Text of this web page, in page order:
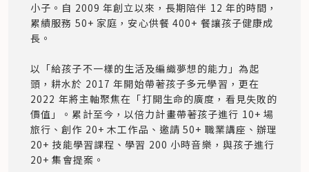
小子。自 2009 年創立以來，長期陪伴 12 年的時間，
累績服務 50+ 家庭，安心供餐 400+ 餐讓孩子健康成
長。
以「給孩子不一樣的生活及編織夢想的能力」為起
頭，耕水於 2017 年開始帶著孩子多元學習，更在
2022 年將主軸聚焦在「打開生命的廣度，看見失敗的
價值」。累計至今，以倍力計畫帶著孩子進行 10+ 場
旅行、創作 20+ 木工作品﻿、邀請 50+ 職業講座、辦理
20+ 技能學習課程、學習 200 小時音樂，與孩子進行
20+ 集會提案。